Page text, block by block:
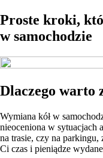
Proste kroki,
w samochodzie
Dlaczego warto
Wymiana kół w
nieoceniona w sytuacjach
na trasie, czy na parkingu,
Ci czas i pieniądze